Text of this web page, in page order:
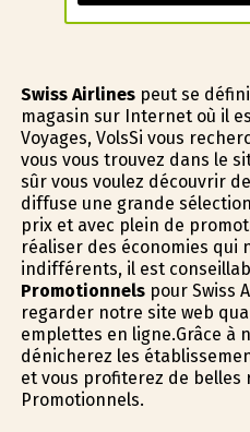
Swiss Airlinespeut se
magasin sur Internet où il
Voyages, VolsSi vous
vous vous trouvez dans le
sûr vous voulez découvrir
diffuse une grande
prix et avec plein de
réaliser des économies qui
indifférents, il est
Promotionnelspour Swiss
regarder notre site web
emplettes en ligne.Grâce à
dénicherez les
et vous profiterez de belles
Promotionnels.